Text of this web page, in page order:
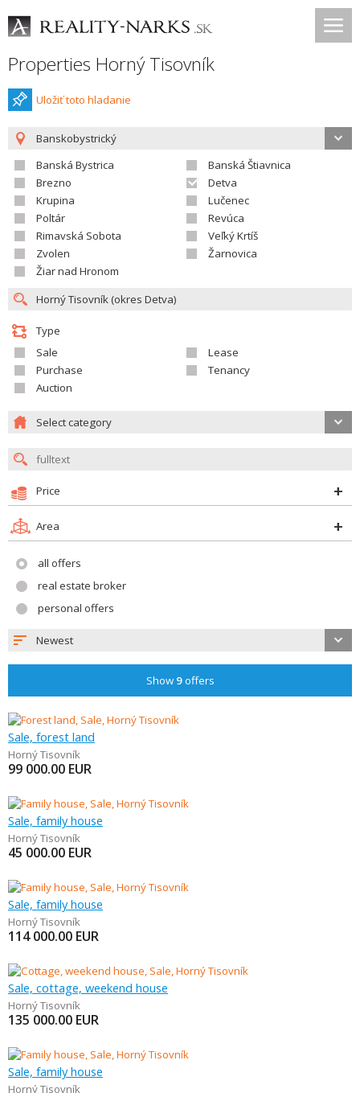
Properties Horný Tisovník
Uložiť toto hladanie
Banskobystrický
Banská Bystrica
Banská Štiavnica
Brezno
Detva
Krupina
Lučenec
Poltár
Revúca
Rimavská Sobota
Veľký Krtíš
Zvolen
Žarnovica
Žiar nad Hronom
Type
Sale
Lease
Purchase
Tenancy
Auction
Select category
Price
Area
all offers
real estate broker
personal offers
Newest
Show 9offers
Sale, forest land
Horný Tisovník
99 000.00 EUR
Sale, family house
Horný Tisovník
45 000.00 EUR
Sale, family house
Horný Tisovník
114 000.00 EUR
Sale, cottage, weekend house
Horný Tisovník
135 000.00 EUR
Sale, family house
Horný Tisovník